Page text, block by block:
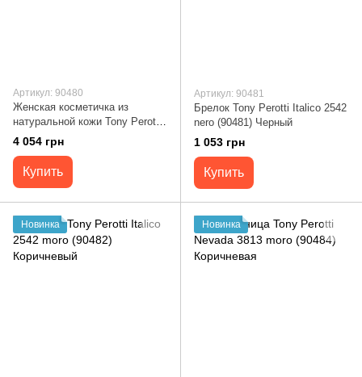
Артикул: 90480
Женская косметичка из
натуральной кожи Tony Perotti
2027 Contatto (90480) Красная
4 054 грн
Купить
Артикул: 90481
Брелок Tony Perotti Italico 2542
nero (90481) Черный
1 053 грн
Купить
Новинка Новинка